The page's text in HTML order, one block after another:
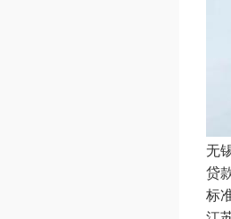
无
贷
标